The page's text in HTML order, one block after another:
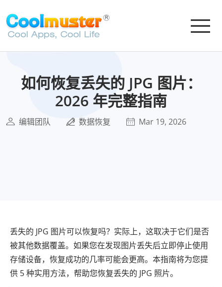
如何恢复丢失的 JPG 图片：
2026 年完整指南
编辑团队 数据恢复 Mar 19, 2026
丢失的 JPG 图片可以恢复吗？实际上，这取决于它们是否
被其他数据覆盖。如果您在发现图片丢失后立即停止使用
存储设备，恢复成功的几率可能会更高。本指南将为您提
供 5 种实​​用方法，帮助您恢复丢失的 JPG 照片。